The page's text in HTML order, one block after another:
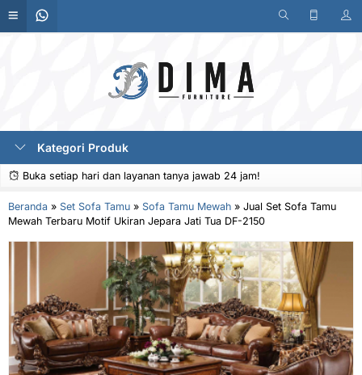
Kategori Produk
Buka setiap hari dan layanan tanya jawab 24 jam!
Beranda » Set Sofa Tamu » Sofa Tamu Mewah » Jual Set Sofa Tamu
Mewah Terbaru Motif Ukiran Jepara Jati Tua DF-2150